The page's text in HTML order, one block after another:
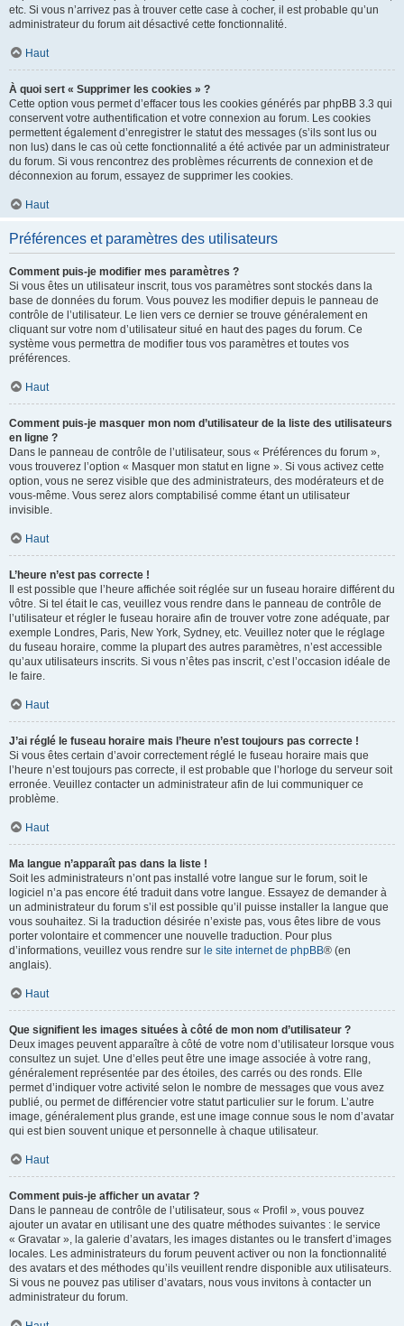
etc. Si vous n’arrivez pas à trouver cette case à cocher, il est probable qu’un
administrateur du forum ait désactivé cette fonctionnalité.
Haut
À quoi sert « Supprimer les cookies » ?
Cette option vous permet d’effacer tous les cookies générés par phpBB 3.3 qui
conservent votre authentification et votre connexion au forum. Les cookies
permettent également d’enregistrer le statut des messages (s’ils sont lus ou
non lus) dans le cas où cette fonctionnalité a été activée par un administrateur
du forum. Si vous rencontrez des problèmes récurrents de connexion et de
déconnexion au forum, essayez de supprimer les cookies.
Haut
Préférences et paramètres des utilisateurs
Comment puis-je modifier mes paramètres ?
Si vous êtes un utilisateur inscrit, tous vos paramètres sont stockés dans la
base de données du forum. Vous pouvez les modifier depuis le panneau de
contrôle de l’utilisateur. Le lien vers ce dernier se trouve généralement en
cliquant sur votre nom d’utilisateur situé en haut des pages du forum. Ce
système vous permettra de modifier tous vos paramètres et toutes vos
préférences.
Haut
Comment puis-je masquer mon nom d’utilisateur de la liste des utilisateurs
en ligne ?
Dans le panneau de contrôle de l’utilisateur, sous « Préférences du forum »,
vous trouverez l’option « Masquer mon statut en ligne ». Si vous activez cette
option, vous ne serez visible que des administrateurs, des modérateurs et de
vous-même. Vous serez alors comptabilisé comme étant un utilisateur
invisible.
Haut
L’heure n’est pas correcte !
Il est possible que l’heure affichée soit réglée sur un fuseau horaire différent du
vôtre. Si tel était le cas, veuillez vous rendre dans le panneau de contrôle de
l’utilisateur et régler le fuseau horaire afin de trouver votre zone adéquate, par
exemple Londres, Paris, New York, Sydney, etc. Veuillez noter que le réglage
du fuseau horaire, comme la plupart des autres paramètres, n’est accessible
qu’aux utilisateurs inscrits. Si vous n’êtes pas inscrit, c’est l’occasion idéale de
le faire.
Haut
J’ai réglé le fuseau horaire mais l’heure n’est toujours pas correcte !
Si vous êtes certain d’avoir correctement réglé le fuseau horaire mais que
l’heure n’est toujours pas correcte, il est probable que l’horloge du serveur soit
erronée. Veuillez contacter un administrateur afin de lui communiquer ce
problème.
Haut
Ma langue n’apparaît pas dans la liste !
Soit les administrateurs n’ont pas installé votre langue sur le forum, soit le
logiciel n’a pas encore été traduit dans votre langue. Essayez de demander à
un administrateur du forum s’il est possible qu’il puisse installer la langue que
vous souhaitez. Si la traduction désirée n’existe pas, vous êtes libre de vous
porter volontaire et commencer une nouvelle traduction. Pour plus
d’informations, veuillez vous rendre sur le site internet de phpBB® (en
anglais).
Haut
Que signifient les images situées à côté de mon nom d’utilisateur ?
Deux images peuvent apparaître à côté de votre nom d’utilisateur lorsque vous
consultez un sujet. Une d’elles peut être une image associée à votre rang,
généralement représentée par des étoiles, des carrés ou des ronds. Elle
permet d’indiquer votre activité selon le nombre de messages que vous avez
publié, ou permet de différencier votre statut particulier sur le forum. L’autre
image, généralement plus grande, est une image connue sous le nom d’avatar
qui est bien souvent unique et personnelle à chaque utilisateur.
Haut
Comment puis-je afficher un avatar ?
Dans le panneau de contrôle de l’utilisateur, sous « Profil », vous pouvez
ajouter un avatar en utilisant une des quatre méthodes suivantes : le service
« Gravatar », la galerie d’avatars, les images distantes ou le transfert d’images
locales. Les administrateurs du forum peuvent activer ou non la fonctionnalité
des avatars et des méthodes qu’ils veuillent rendre disponible aux utilisateurs.
Si vous ne pouvez pas utiliser d’avatars, nous vous invitons à contacter un
administrateur du forum.